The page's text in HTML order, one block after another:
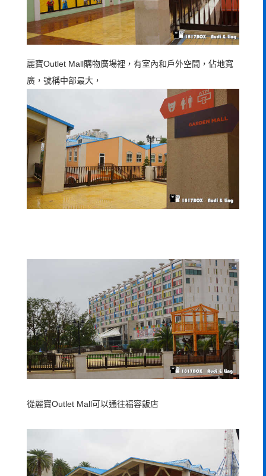
麗寶Outlet Mall購物廣場裡，有室內和戶外空間，佔地寬
廣，號稱中部最大，
從麗寶Outlet Mall可以通往福容飯店